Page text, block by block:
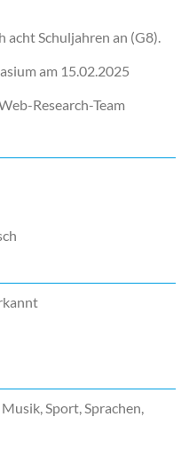
acht Schuljahren an (G8).
am 15.02.2025
Research-Team
Sport, Sprachen,